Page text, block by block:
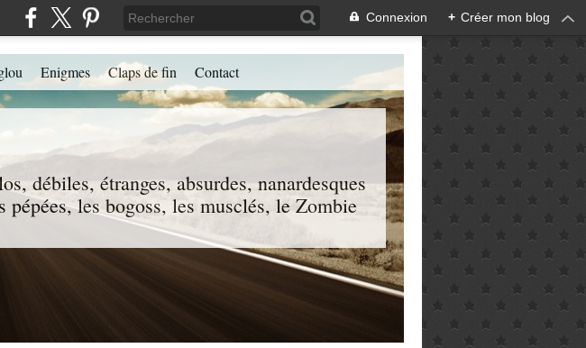
Connexion + Créer mon blog
débiles, étranges, absurdes, nanardesques
les bogoss, les musclés, le Zombie
Enigmes Claps de fin Contact